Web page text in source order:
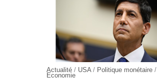
Actualité/ USA/ Politique monétaire/
Economie